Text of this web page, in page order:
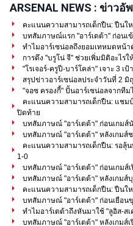
ARSENAL NEWS : ข่าว
คะแนนความสามารถเด็กปืน: ปืนใ
บทสัมภาษณ์แรก "อาร์เตต้า" ก่อนเ
ทำไมอาร์เซน่อลถึงยอมเทหมดหน้า
การดึง "บรูโน่ จี" ช่วยเพิ่มมิติอะไร
"โรเจอร์-ครูปี-บาร์โคล่า" เจาะ 3 เ
สรุปข่าวอาร์เซน่อลประจำวันที่ 2 มิ
"จอซ ครองกี้" ปั้นอาร์เซน่อลจากที
คะแนนความสามารถเด็กปืน: แชม
ปิดท้าย
บทสัมภาษณ์ "อาร์เตต้า" ก่อนเกมส์
บทสัมภาษณ์ "อาร์เตต้า" หลังเกมส์
คะแนนความสามารถเด็กปืน: รอลุ้
1-0
บทสัมภาษณ์ "อาร์เตต้า" ก่อนเกมส์
บทสัมภาษณ์ "อาร์เตต้า" หลังเกมส์
คะแนนความสามารถเด็กปืน: ปืน
บทสัมภาษณ์ "อาร์เตต้า" ก่อนเยือ
ทำไมอาร์เตต้าถึงหันมาใช้ "ลูอิส-ส
บทสัมภาษณ์ "อาร์เตต้า" หลังเกมส์